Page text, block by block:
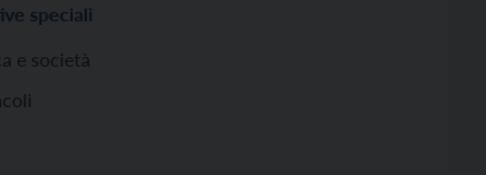
speciali
e società